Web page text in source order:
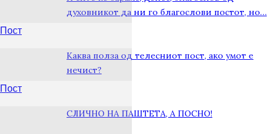
Пост
Пост
духовникот да ни го благослови постот, но…
Каква полза од телесниот пост, ако умот е
нечист?
СЛИЧНО НА ПАШТЕТА, А ПОСНО!